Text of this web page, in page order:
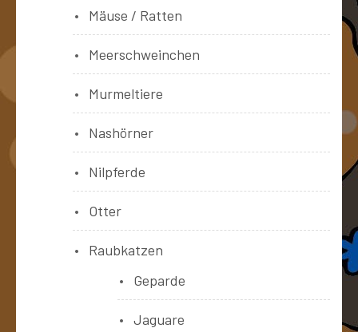
Mäuse / Ratten
Meerschweinchen
Murmeltiere
Nashörner
Nilpferde
Otter
Raubkatzen
Geparde
Jaguare